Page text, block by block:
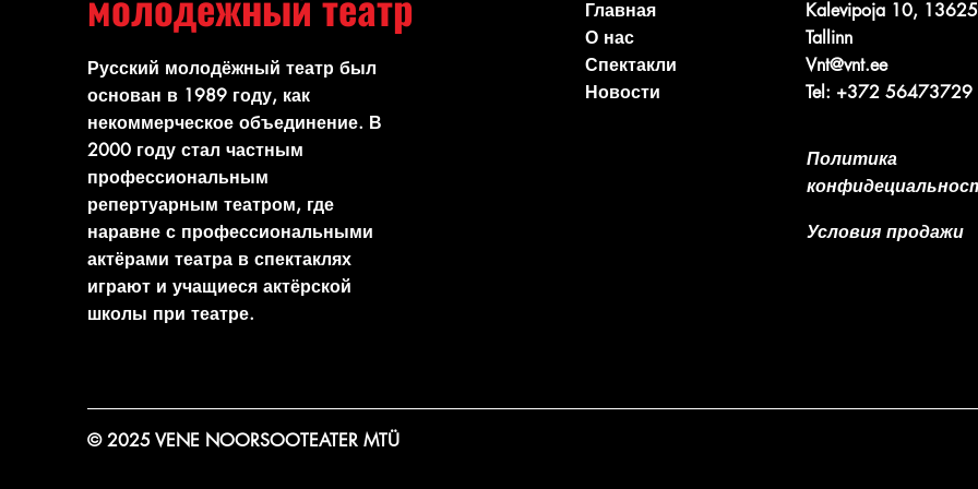
Русский молодёжный театр был
основан в 1989 году, как
некоммерческое объединение. В
2000 году стал частным
профессиональным
репертуарным театром, где
наравне с профессиональными
актёрами театра в спектаклях
играют и учащиеся актёрской
школы при театре.
Главная
О нас
Спектакли
Новости
Kalevipoja 10, 13625
Tallinn
Vnt@vnt.ee
Tel: +372 56473729
Политика
Условия продажи
© 2025 VENE NOORSOOTEATER MTÜ